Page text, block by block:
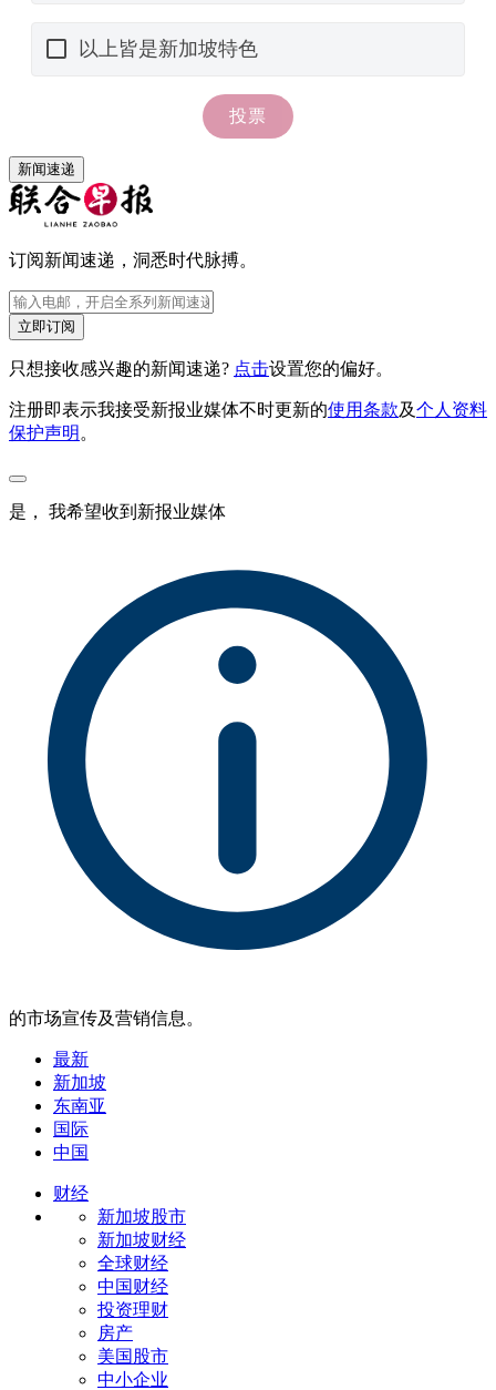
新闻速递
订阅新闻速递，洞悉时代脉搏。
立即订阅
只想接收感兴趣的新闻速递? 点击设置您的偏好。
注册即表示我接受新报业媒体不时更新的使用条款及个人资料
保护声明 。
是， 我希望收到新报业媒体
的市场宣传及营销信息。
最新
新加坡
东南亚
国际
中国
财经
新加坡股市
新加坡财经
全球财经
中国财经
投资理财
房产
美国股市
中小企业